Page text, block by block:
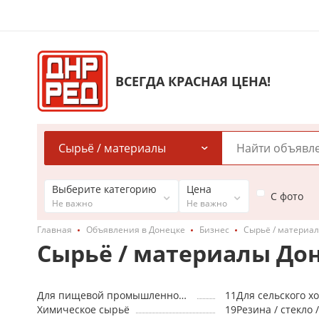
ВСЕГДА КРАСНАЯ ЦЕНА!
Сырьё / материалы
Выберите категорию
Не важно
Цена
Не важно
С фото
Главная Объявления в Донецке Бизнес Сырьё /
Сырьё / материалы
Для пищевой промышленности 11Для сельского
Химическое сырьё
19Резина / стекло